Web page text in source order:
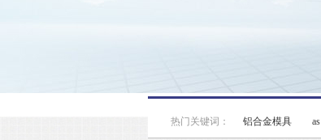
热门关键词： 铝合金模具 as